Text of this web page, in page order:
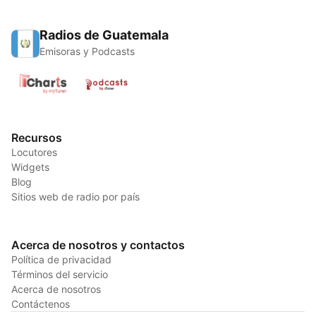
Radios de Guatemala
Emisoras y Podcasts
Recursos
Locutores
Widgets
Blog
Sitios web de radio por país
Acerca de nosotros y contactos
Política de privacidad
Términos del servicio
Acerca de nosotros
Contáctenos